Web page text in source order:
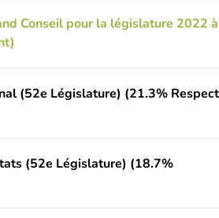
Conseil pour la législature 2022
(52e Législature) (21.3%
(52e Législature) (18.7%